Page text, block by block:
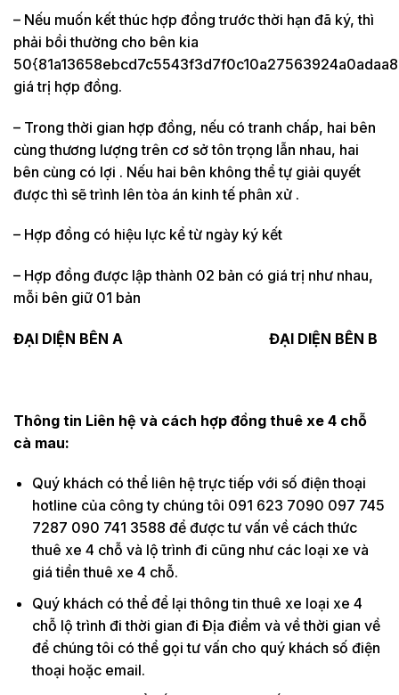
– Nếu muốn kết thúc hợp đồng trước thời hạn đã ký, thì
phải bồi thường cho bên kia
giá trị hợp đồng.
– Trong thời gian hợp đồng, nếu có tranh chấp, hai bên
cùng thương lượng trên cơ sở tôn trọng lẫn nhau, hai
bên cùng có lợi . Nếu hai bên không thể tự giải quyết
được thì sẽ trình lên tòa án kinh tế phân xử .
– Hợp đồng có hiệu lực kể từ ngày ký kết
– Hợp đồng được lập thành 02 bản có giá trị như nhau,
mỗi bên giữ 01 bản
ĐẠI DIỆN BÊN A ĐẠI DIỆN BÊN B
Thông tin Liên hệ và cách hợp đồng thuê xe 4 chỗ
cà mau:
Quý khách có thể liên hệ trực tiếp với số điện thoại
hotline của công ty chúng tôi 091 623 7090 097 745
7287 090 741 3588 để được tư vấn về cách thức
thuê xe 4 chỗ và lộ trình đi cũng như các loại xe và
giá tiền thuê xe 4 chỗ.
Quý khách có thể để lại thông tin thuê xe loại xe 4
chỗ lộ trình đi thời gian đi Địa điểm và về thời gian về
để chúng tôi có thể gọi tư vấn cho quý khách số điện
thoại hoặc email.